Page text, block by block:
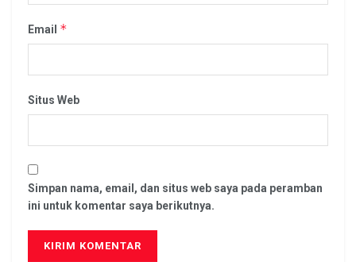
Email *
Situs Web
Simpan nama, email, dan situs web saya pada peramban
ini untuk komentar saya berikutnya.